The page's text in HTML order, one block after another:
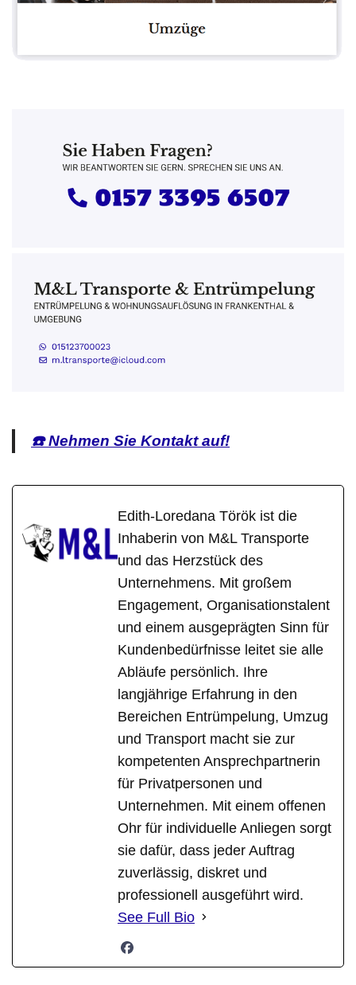
☎️ Nehmen Sie Kontakt auf!
Edith-Loredana Török ist die
Inhaberin von M&L Transporte
und das Herzstück des
Unternehmens. Mit großem
Engagement, Organisationstalent
und einem ausgeprägten Sinn für
Kundenbedürfnisse leitet sie alle
Abläufe persönlich. Ihre
langjährige Erfahrung in den
Bereichen Entrümpelung, Umzug
und Transport macht sie zur
kompetenten Ansprechpartnerin
für Privatpersonen und
Unternehmen. Mit einem offenen
Ohr für individuelle Anliegen sorgt
sie dafür, dass jeder Auftrag
zuverlässig, diskret und
professionell ausgeführt wird.
See Full Bio